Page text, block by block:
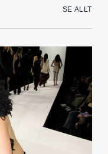
SE ALLT